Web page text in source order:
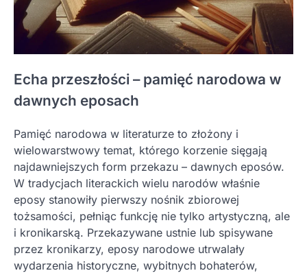
Echa przeszłości – pamięć narodowa w
dawnych eposach
Pamięć narodowa w literaturze to złożony i
wielowarstwowy temat, którego korzenie sięgają
najdawniejszych form przekazu – dawnych eposów.
W tradycjach literackich wielu narodów właśnie
eposy stanowiły pierwszy nośnik zbiorowej
tożsamości, pełniąc funkcję nie tylko artystyczną, ale
i kronikarską. Przekazywane ustnie lub spisywane
przez kronikarzy, eposy narodowe utrwalały
wydarzenia historyczne, wybitnych bohaterów,